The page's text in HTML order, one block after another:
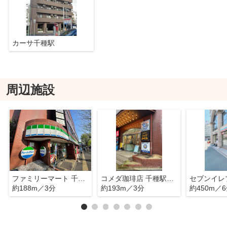
カーサ千種駅
周辺施設
ファミリーマート 千種ターミナル店
約188m／3分
約193m／3分
約450m／